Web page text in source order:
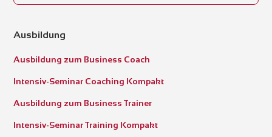
Ausbildung
Ausbildung zum Business Coach
Intensiv-Seminar Coaching Kompakt
Ausbildung zum Business Trainer
Intensiv-Seminar Training Kompakt